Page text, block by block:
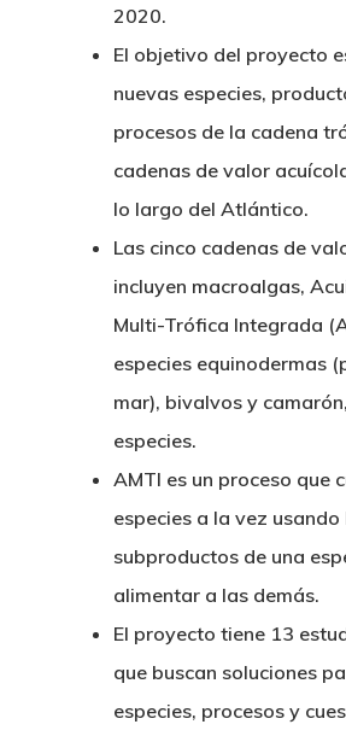
2020.
El objetivo del proyecto
nuevas especies,
procesos de la cadena
cadenas de valor
lo largo del Atlántico.
Las cinco cadenas de
incluyen macroalgas,
Multi-Trófica Integrada
especies equinodermas
mar), bivalvos y
especies.
AMTI es un proceso que
especies a la vez usando
subproductos de una
alimentar a las demás.
El proyecto tiene 13
que buscan soluciones
especies, procesos y